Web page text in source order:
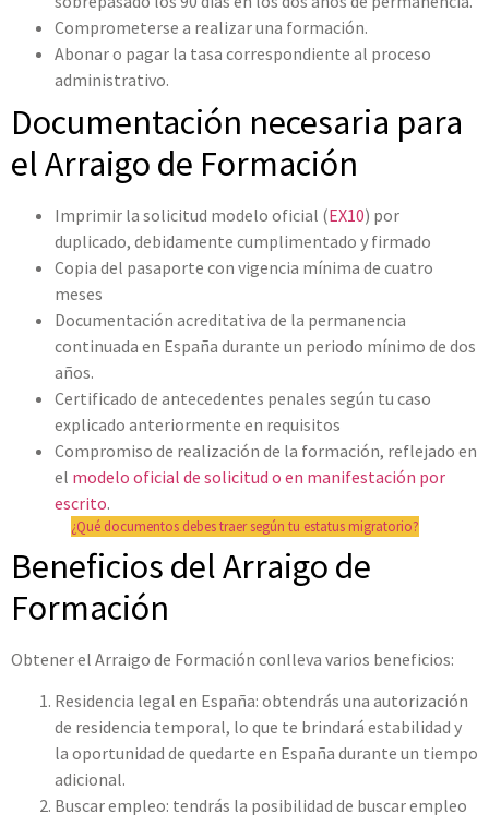
Comprometerse a realizar una formación.
Abonar o pagar la tasa correspondiente al proceso
administrativo.
Documentación necesaria para
el Arraigo de Formación
Imprimir la solicitud modelo oficial (EX10) por
duplicado, debidamente cumplimentado y firmado
Copia del pasaporte con vigencia mínima de cuatro
meses
Documentación acreditativa de la permanencia
continuada en España durante un periodo mínimo de dos
años.
Certificado de antecedentes penales según tu caso
explicado anteriormente en requisitos
Compromiso de realización de la formación, reflejado en
el modelo oficial de solicitud o en manifestación por
escrito.
¿Qué documentos debes traer según tu estatus migratorio?
Beneficios del Arraigo de
Formación
Obtener el Arraigo de Formación conlleva varios beneficios:
Residencia legal en España: obtendrás una autorización
de residencia temporal, lo que te brindará estabilidad y
la oportunidad de quedarte en España durante un tiempo
adicional.
Buscar empleo: tendrás la posibilidad de buscar empleo